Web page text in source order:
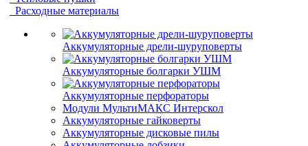
Расходные материалы
Аккумуляторные дрели-шуруповерты
Аккумуляторные болгарки УШМ
Аккумуляторные перфораторы
Модули МультиМАКС Интерскол
Аккумуляторные гайковерты
Аккумуляторные дисковые пилы